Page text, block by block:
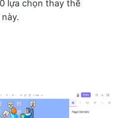
lựa chọn thay thế